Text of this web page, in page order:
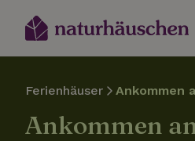
Ferienhäuser Ankommen
Ankommen